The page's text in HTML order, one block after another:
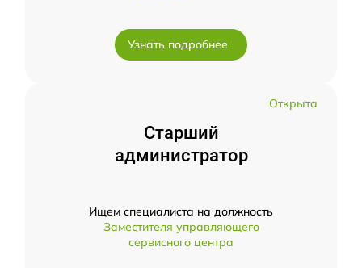
Узнать подробнее
Открыта
Старший
администратор
Ищем специалиста на должность
Заместителя управляющего
сервисного центра